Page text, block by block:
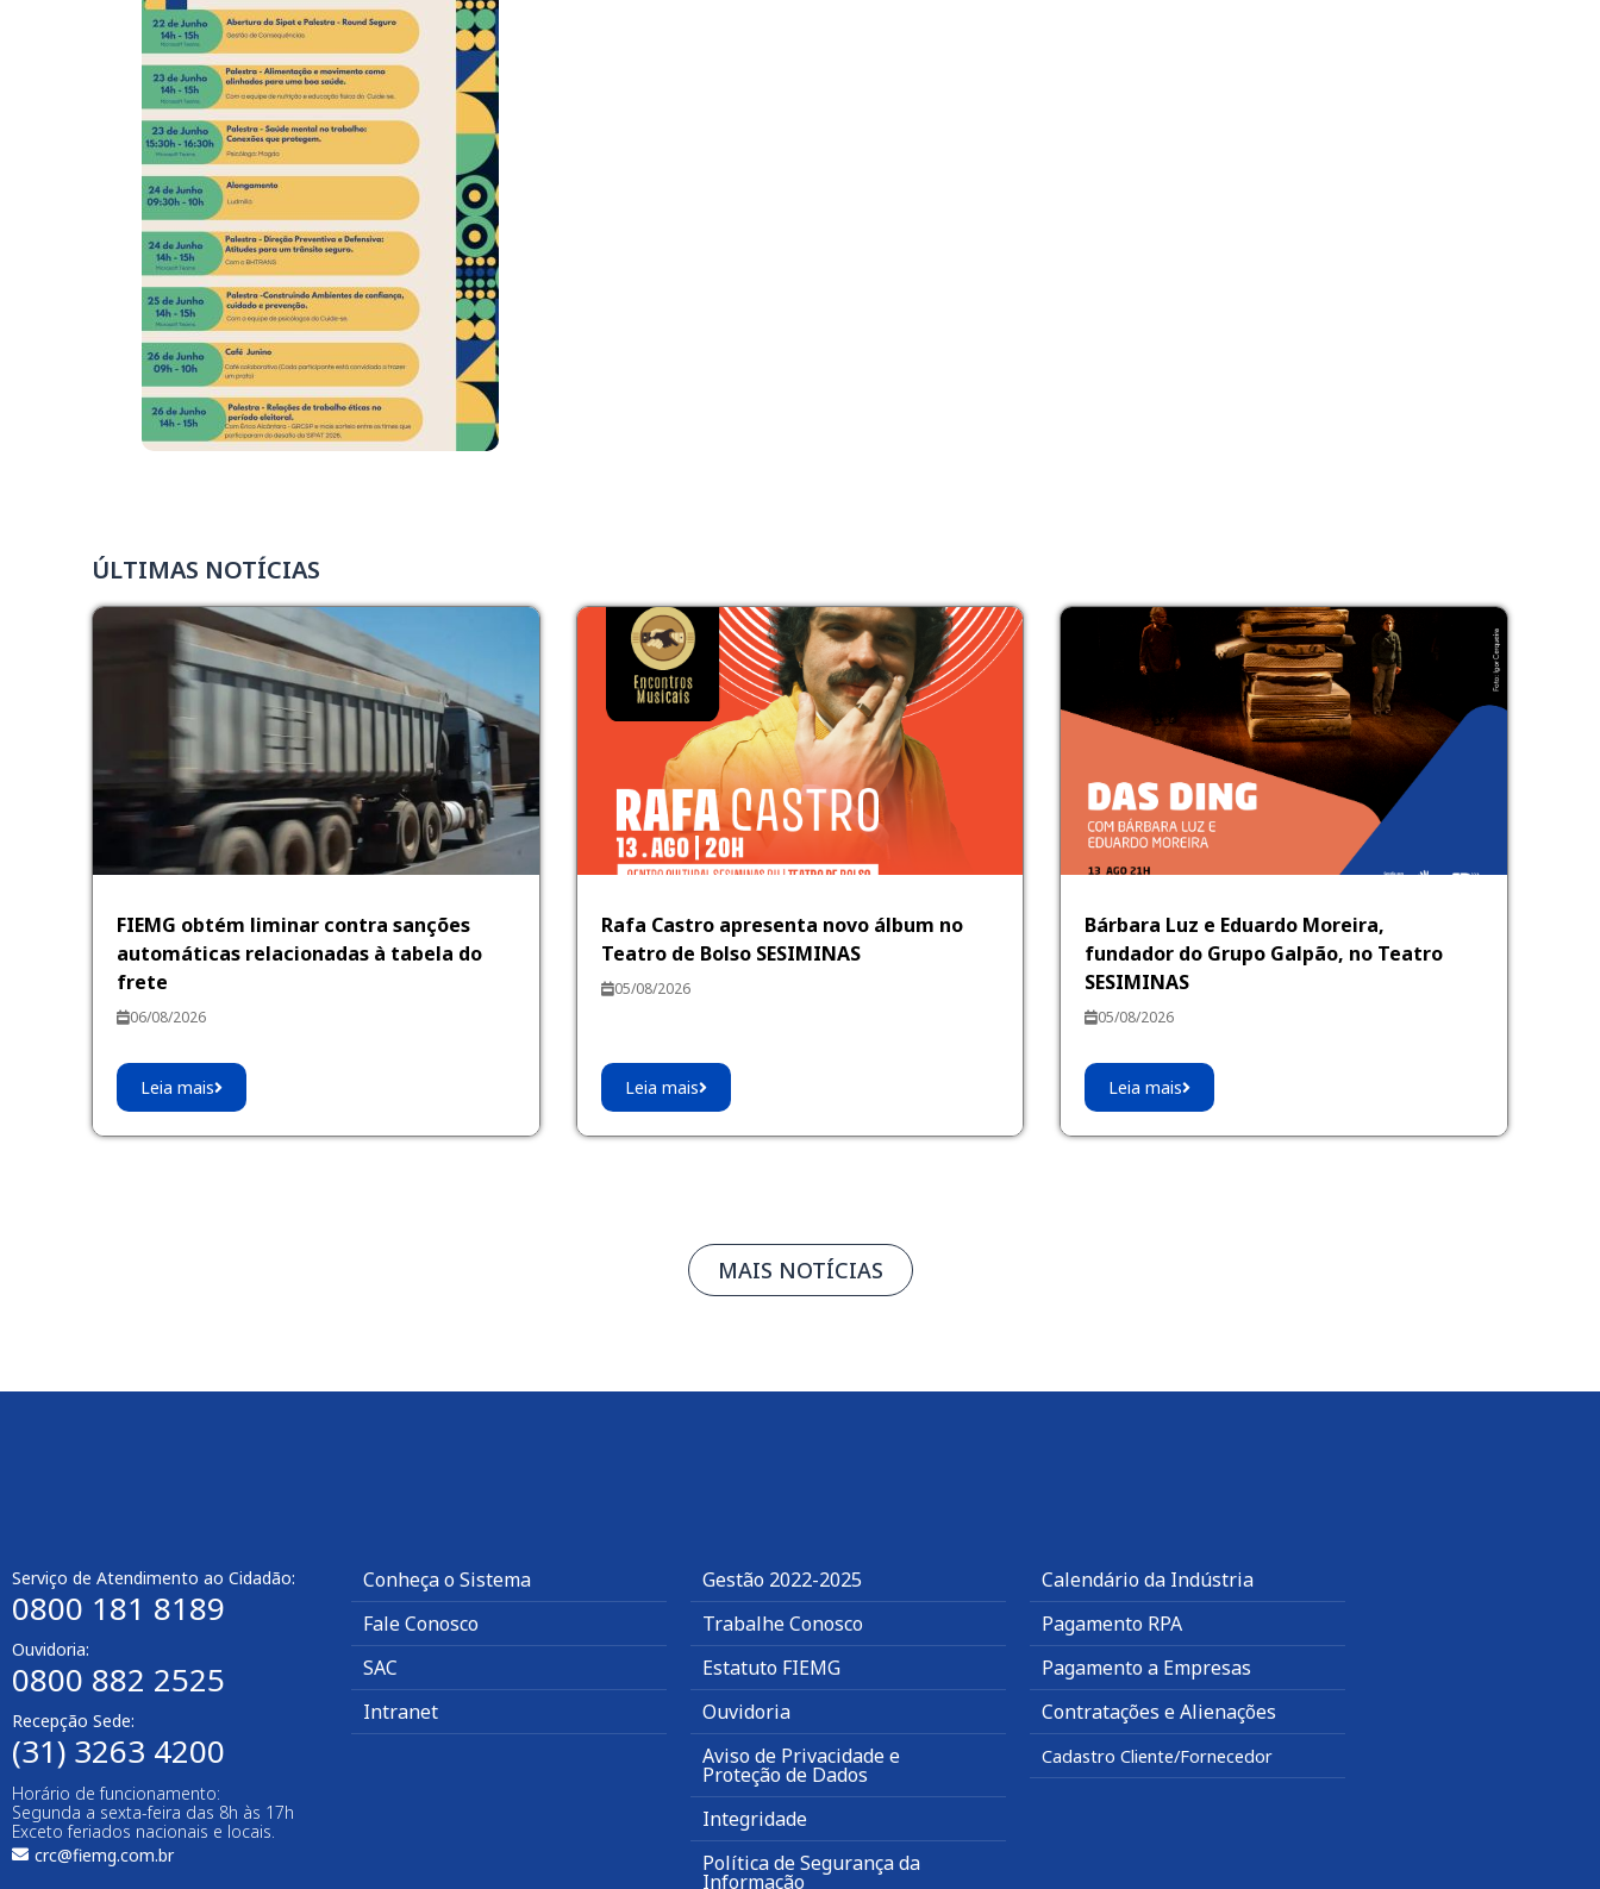
ÚLTIMAS NOTÍCIAS
FIEMG obtém liminar contra sanções
automáticas relacionadas à tabela do
frete
06/08/2026
Leia mais
Rafa Castro apresenta novo álbum no
Teatro de Bolso SESIMINAS
05/08/2026
Leia mais
Bárbara Luz e Eduardo Moreira,
fundador do Grupo Galpão, no Teatro
SESIMINAS
05/08/2026
Leia mais
MAIS NOTÍCIAS
Serviço de Atendimento ao Cidadão:
0800 181 8189
Ouvidoria:
0800 882 2525
Recepção Sede:
(31) 3263 4200
Horário de funcionamento:
Segunda a sexta-feira das 8h às 17h
Exceto feriados nacionais e locais.
crc@fiemg.com.br
Conheça o Sistema
Fale Conosco
SAC
Intranet
Gestão 2022-2025
Trabalhe Conosco
Estatuto FIEMG
Ouvidoria
Aviso de Privacidade e
Proteção de Dados
Integridade
Política de Segurança da
Informação
Calendário da Indústria
Pagamento RPA
Pagamento a Empresas
Contratações e Alienações
Cadastro Cliente/Fornecedor